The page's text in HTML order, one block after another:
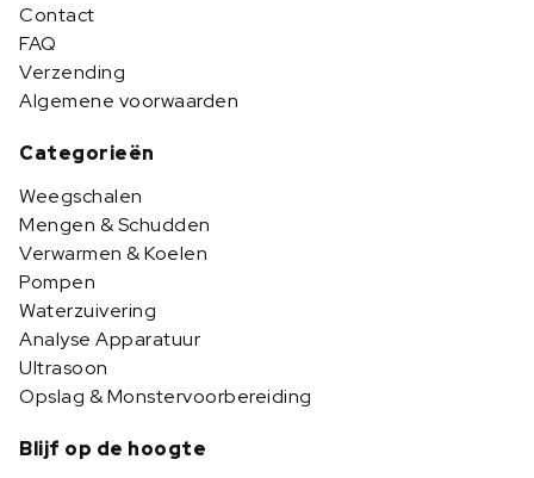
Contact
FAQ
Verzending
Algemene voorwaarden
Categorieën
Weegschalen
Mengen & Schudden
Verwarmen & Koelen
Pompen
Waterzuivering
Analyse Apparatuur
Ultrasoon
Opslag & Monstervoorbereiding
Blijf op de hoogte